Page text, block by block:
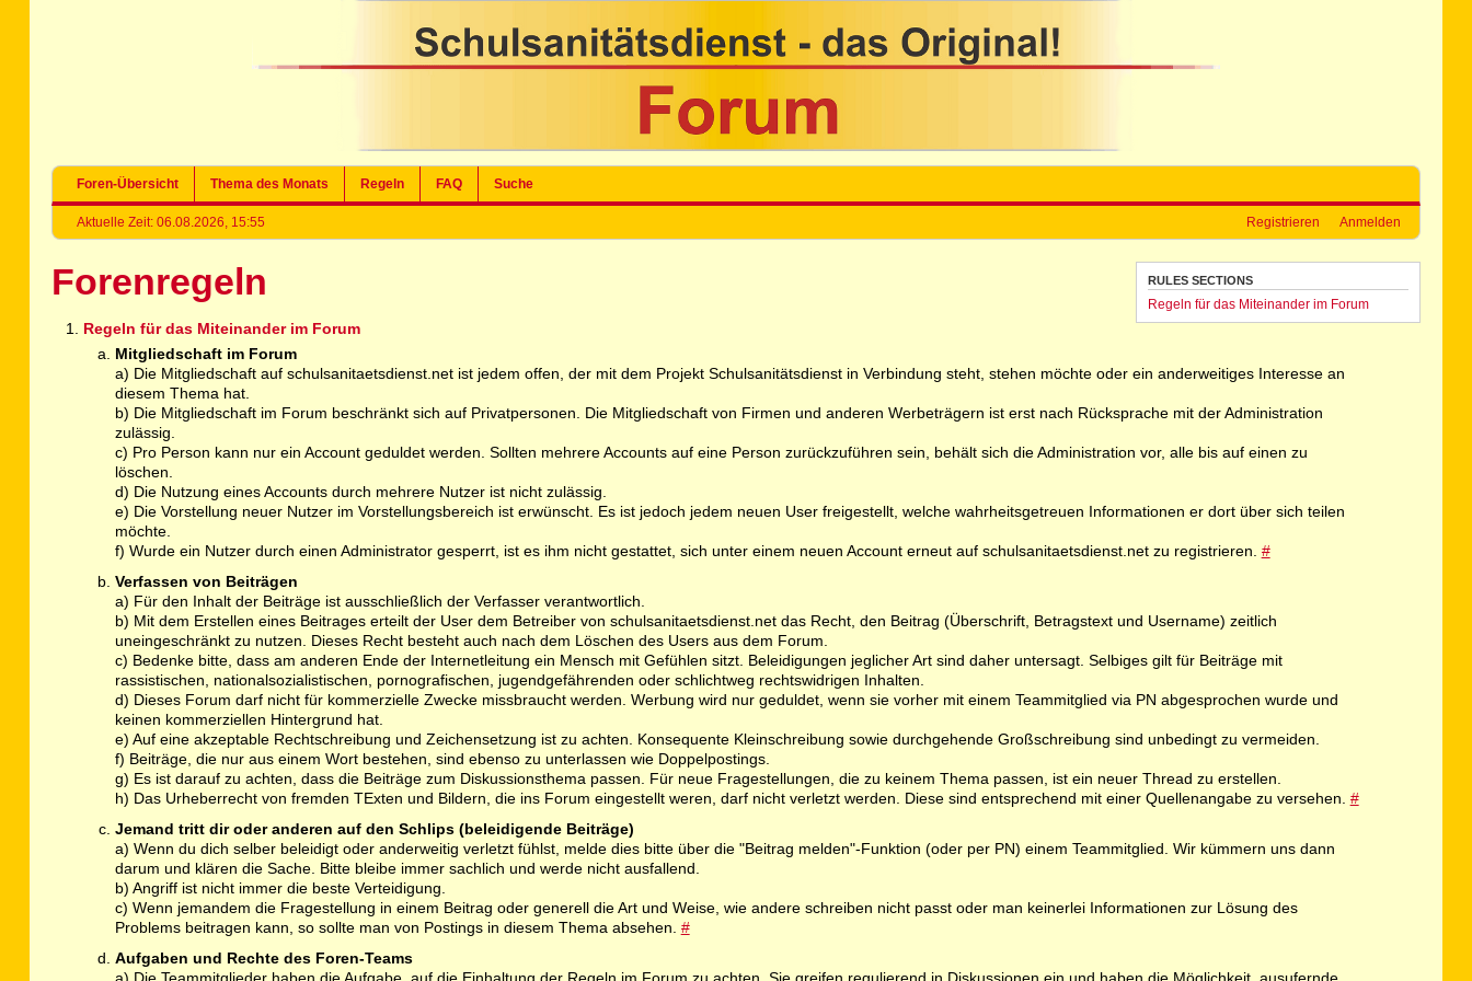
Foren-Übersicht Thema des Monats Regeln FAQ Suche
Aktuelle Zeit: 06.08.2026, 15:55 Registrieren Anmelden
RULES SECTIONS
Regeln für das Miteinander im Forum
Forenregeln
Regeln für das Miteinander im Forum
Mitgliedschaft im Forum
a) Die Mitgliedschaft auf schulsanitaetsdienst.net ist jedem offen, der mit dem Projekt Schulsanitätsdienst in Verbindung steht, stehen möchte oder ein anderweitiges Interesse an
diesem Thema hat.
b) Die Mitgliedschaft im Forum beschränkt sich auf Privatpersonen. Die Mitgliedschaft von Firmen und anderen Werbeträgern ist erst nach Rücksprache mit der Administration
zulässig.
c) Pro Person kann nur ein Account geduldet werden. Sollten mehrere Accounts auf eine Person zurückzuführen sein, behält sich die Administration vor, alle bis auf einen zu
löschen.
d) Die Nutzung eines Accounts durch mehrere Nutzer ist nicht zulässig.
e) Die Vorstellung neuer Nutzer im Vorstellungsbereich ist erwünscht. Es ist jedoch jedem neuen User freigestellt, welche wahrheitsgetreuen Informationen er dort über sich teilen
möchte.
f) Wurde ein Nutzer durch einen Administrator gesperrt, ist es ihm nicht gestattet, sich unter einem neuen Account erneut auf schulsanitaetsdienst.net zu registrieren. #
Verfassen von Beiträgen
a) Für den Inhalt der Beiträge ist ausschließlich der Verfasser verantwortlich.
b) Mit dem Erstellen eines Beitrages erteilt der User dem Betreiber von schulsanitaetsdienst.net das Recht, den Beitrag (Überschrift, Betragstext und Username) zeitlich
uneingeschränkt zu nutzen. Dieses Recht besteht auch nach dem Löschen des Users aus dem Forum.
c) Bedenke bitte, dass am anderen Ende der Internetleitung ein Mensch mit Gefühlen sitzt. Beleidigungen jeglicher Art sind daher untersagt. Selbiges gilt für Beiträge mit
rassistischen, nationalsozialistischen, pornografischen, jugendgefährenden oder schlichtweg rechtswidrigen Inhalten.
d) Dieses Forum darf nicht für kommerzielle Zwecke missbraucht werden. Werbung wird nur geduldet, wenn sie vorher mit einem Teammitglied via PN abgesprochen wurde und
keinen kommerziellen Hintergrund hat.
e) Auf eine akzeptable Rechtschreibung und Zeichensetzung ist zu achten. Konsequente Kleinschreibung sowie durchgehende Großschreibung sind unbedingt zu vermeiden.
f) Beiträge, die nur aus einem Wort bestehen, sind ebenso zu unterlassen wie Doppelpostings.
g) Es ist darauf zu achten, dass die Beiträge zum Diskussionsthema passen. Für neue Fragestellungen, die zu keinem Thema passen, ist ein neuer Thread zu erstellen.
h) Das Urheberrecht von fremden TExten und Bildern, die ins Forum eingestellt weren, darf nicht verletzt werden. Diese sind entsprechend mit einer Quellenangabe zu versehen. #
Jemand tritt dir oder anderen auf den Schlips (beleidigende Beiträge)
a) Wenn du dich selber beleidigt oder anderweitig verletzt fühlst, melde dies bitte über die "Beitrag melden"-Funktion (oder per PN) einem Teammitglied. Wir kümmern uns dann
darum und klären die Sache. Bitte bleibe immer sachlich und werde nicht ausfallend.
b) Angriff ist nicht immer die beste Verteidigung.
c) Wenn jemandem die Fragestellung in einem Beitrag oder generell die Art und Weise, wie andere schreiben nicht passt oder man keinerlei Informationen zur Lösung des
Problems beitragen kann, so sollte man von Postings in diesem Thema absehen. #
Aufgaben und Rechte des Foren-Teams